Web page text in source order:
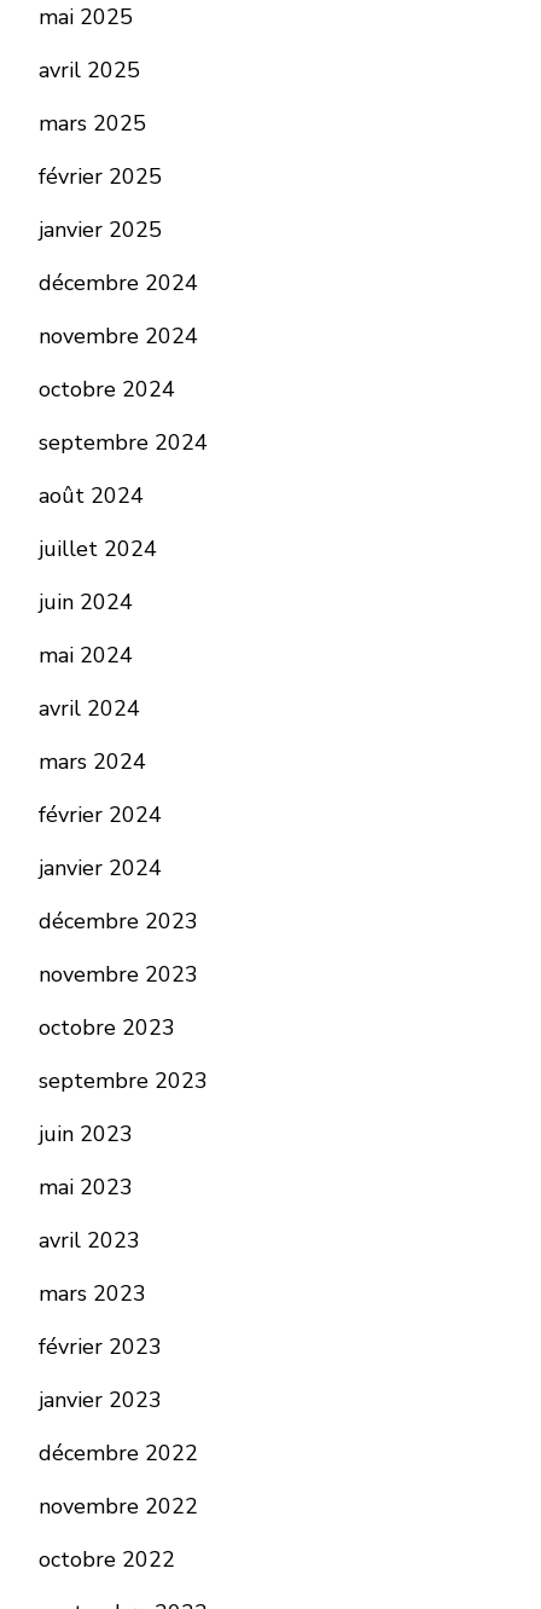
mai 2025
avril 2025
mars 2025
février 2025
janvier 2025
décembre 2024
novembre 2024
octobre 2024
septembre 2024
août 2024
juillet 2024
juin 2024
mai 2024
avril 2024
mars 2024
février 2024
janvier 2024
décembre 2023
novembre 2023
octobre 2023
septembre 2023
juin 2023
mai 2023
avril 2023
mars 2023
février 2023
janvier 2023
décembre 2022
novembre 2022
octobre 2022